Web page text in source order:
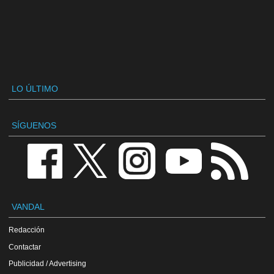
LO ÚLTIMO
SÍGUENOS
VANDAL
Redacción
Contactar
Publicidad / Advertising